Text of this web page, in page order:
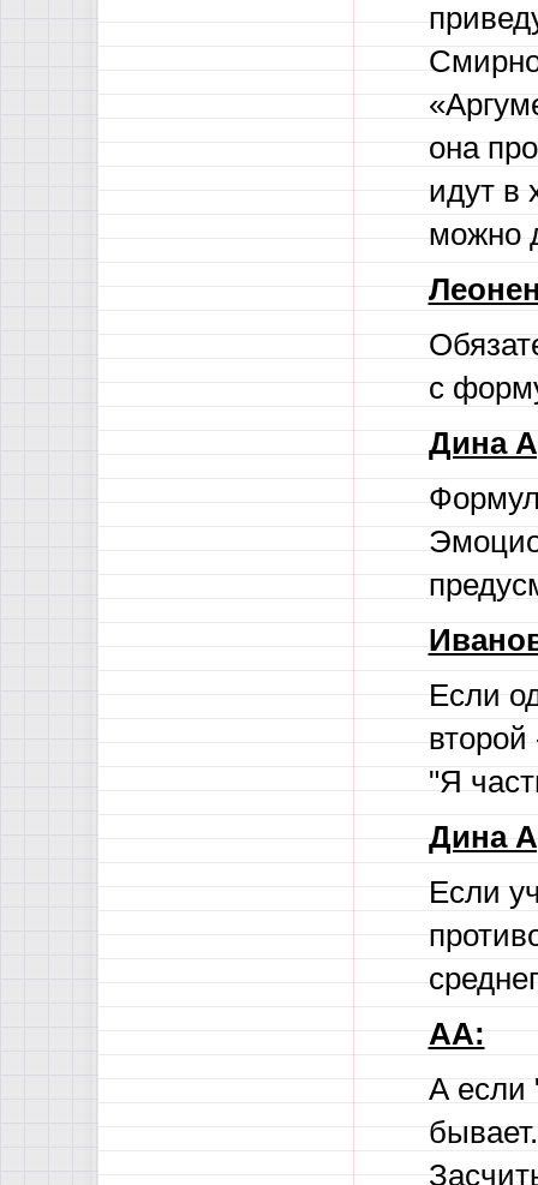
она
идут в
можно
с
Дина
Если
"Я
Дина
Если
АА:
А если